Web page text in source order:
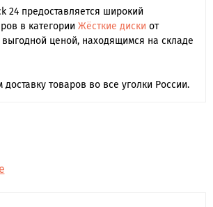
24 предоставляется широкий
в категории Жёсткие диски от
выгодной ценой, находящимся на складе
товаров во все уголки России.